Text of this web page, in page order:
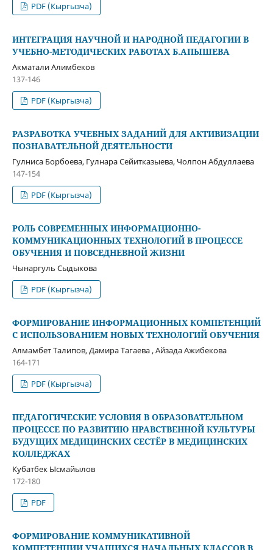
PDF (Кыргызча)
ИНТЕГРАЦИЯ НАУЧНОЙ И НАРОДНОЙ ПЕДАГОГИИ В
УЧЕБНО-МЕТОДИЧЕСКИХ РАБОТАХ Б.АПЫШЕВА
Акматали Алимбеков
137-146
PDF (Кыргызча)
РАЗРАБОТКА УЧЕБНЫХ ЗАДАНИЙ ДЛЯ АКТИВИЗАЦИИ
ПОЗНАВАТЕЛЬНОЙ ДЕЯТЕЛЬНОСТИ
Гулниса Борбоева, Гулнара Сейитказыева, Чолпон Абдуллаева
147-154
PDF (Кыргызча)
РОЛЬ СОВРЕМЕННЫХ ИНФОРМАЦИОННО-
КОММУНИКАЦИОННЫХ ТЕХНОЛОГИЙ В ПРОЦЕССЕ
ОБУЧЕНИЯ И ПОВСЕДНЕВНОЙ ЖИЗНИ
Чынаргуль Сыдыкова
PDF (Кыргызча)
ФОРМИРОВАНИЕ ИНФОРМАЦИОННЫХ КОМПЕТЕНЦИЙ
С ИСПОЛЬЗОВАНИЕМ НОВЫХ ТЕХНОЛОГИЙ ОБУЧЕНИЯ
Алмамбет Талипов, Дамира Тагаева , Айзада Ажибекова
164-171
PDF (Кыргызча)
ПЕДАГОГИЧЕСКИЕ УСЛОВИЯ В ОБРАЗОВАТЕЛЬНОМ
ПРОЦЕССЕ ПО РАЗВИТИЮ НРАВСТВЕННОЙ КУЛЬТУРЫ
БУДУЩИХ МЕДИЦИНСКИХ СЕСТЁР В МЕДИЦИНСКИХ
КОЛЛЕДЖАХ
Кубатбек Ысмайылов
172-180
PDF
ФОРМИРОВАНИЕ КОММУНИКАТИВНОЙ